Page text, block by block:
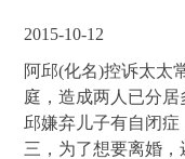
2015-10-12
阿邱(化名)控诉太太
庭，造成两人已分
邱嫌弃儿子有自闭
三，为了想要离婚，